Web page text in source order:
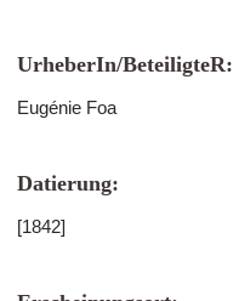
UrheberIn/BeteiligteR:
Eugénie Foa
Datierung:
[1842]